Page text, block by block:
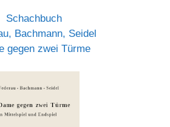
Schachbuch
Bachmann, Seidel
gegen zwei Türme